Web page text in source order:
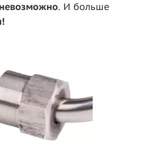
невозможно. И больше